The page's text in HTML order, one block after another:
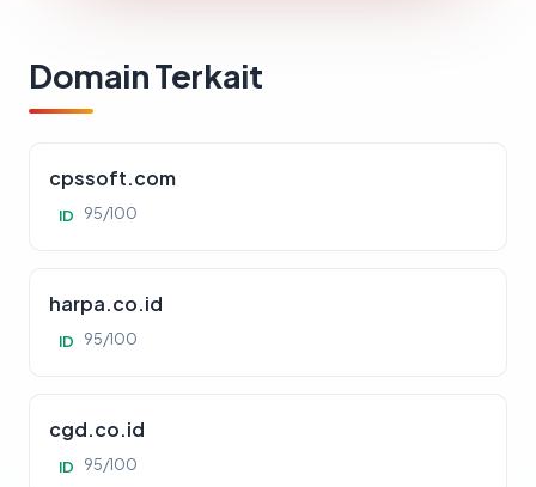
Domain Terkait
cpssoft.com
ID 95/100
harpa.co.id
ID 95/100
cgd.co.id
ID 95/100